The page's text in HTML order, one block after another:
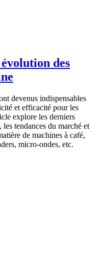
des
devenus indispensables
et efficacité pour les
explore les derniers
tendances du marché et
de machines à café,
micro-ondes, etc.